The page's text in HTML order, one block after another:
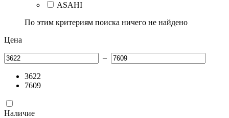
ASAHI
По этим критериям поиска ничего не найдено
Цена
–
3622
7609
Наличие